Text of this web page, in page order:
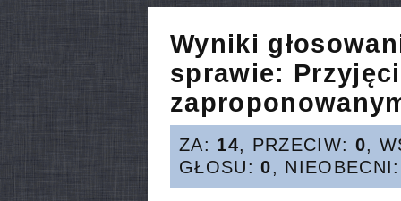
Wyniki
sprawie:
ZA: 14, PRZECIW: 0,
GŁOSU:0,